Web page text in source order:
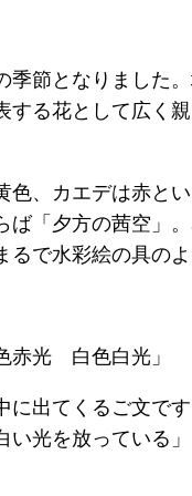
季節となりました
する花として広く
色、カエデは赤と
ば「夕方の茜空」
るで水彩絵の具の
光 白色白光」
に出てくるご文
光を放っている